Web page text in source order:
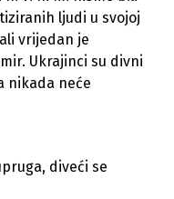
ljudi u svojoj
vrijedan je
Ukrajinci su divni
nikada neće
diveći se